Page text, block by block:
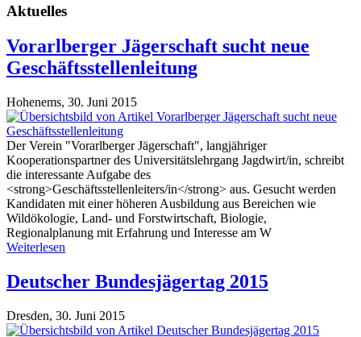
Aktuelles
Vorarlberger Jägerschaft sucht neue
Geschäftsstellenleitung
Hohenems, 30. Juni 2015
Der Verein "Vorarlberger Jägerschaft", langjähriger
Kooperationspartner des Universitätslehrgang Jagdwirt/in, schreibt
die interessante Aufgabe des
<strong>Geschäftsstellenleiters/in</strong> aus. Gesucht werden
Kandidaten mit einer höheren Ausbildung aus Bereichen wie
Wildökologie, Land- und Forstwirtschaft, Biologie,
Regionalplanung mit Erfahrung und Interesse am W
Weiterlesen
Deutscher Bundesjägertag 2015
Dresden, 30. Juni 2015